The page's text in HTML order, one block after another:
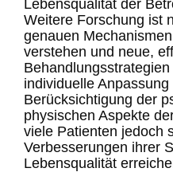
Lebensqualität der
Weitere Forschung ist
genauen
verstehen und neue,
individuelle
Berücksichtigung der
physischen Aspekte
viele Patienten jedoch
Verbesserungen ihrer
Lebensqualität